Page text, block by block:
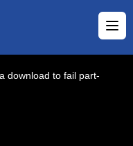
download to fail part-